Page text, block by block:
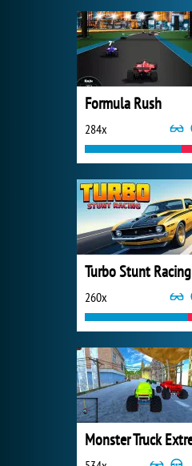
Formula Rush
284x
Turbo Stunt Racing
260x